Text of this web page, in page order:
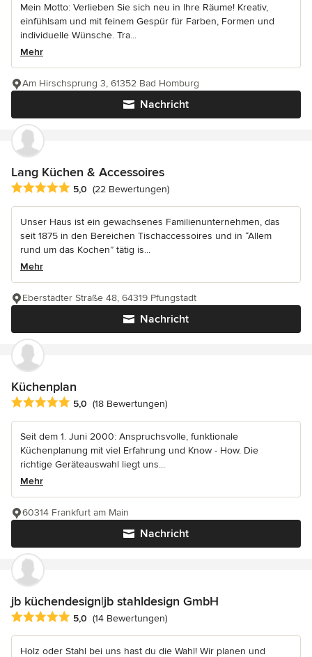
Mein Motto: Verlieben Sie sich neu in Ihre Räume! Kreativ,
einfühlsam und mit feinem Gespür für Farben, Formen und
individuelle Wünsche. Tra...
Mehr
Nachricht
Am Hirschsprung 3, 61352 Bad Homburg
Lang Küchen & Accessoires
Durchschnittliche Bewertung: 5 von 5 Sternen
5,0 (22 Bewertungen)
Unser Haus ist ein gewachsenes Familienunternehmen, das
seit 1875 in den Bereichen Tischaccessoires und in “Allem
rund um das Kochen” tätig is...
Mehr
Nachricht
Eberstädter Straße 48, 64319 Pfungstadt
Küchenplan
Durchschnittliche Bewertung: 5 von 5 Sternen
5,0 (18 Bewertungen)
Seit dem 1. Juni 2000: Anspruchsvolle, funktionale
Küchenplanung mit viel Erfahrung und Know - How. Die
richtige Geräteauswahl liegt uns...
Mehr
Nachricht
60314 Frankfurt am Main
jb küchendesign|jb stahldesign GmbH
Durchschnittliche Bewertung: 5 von 5 Sternen
5,0 (14 Bewertungen)
Holz oder Stahl bei uns hast du die Wahl! Wir planen und